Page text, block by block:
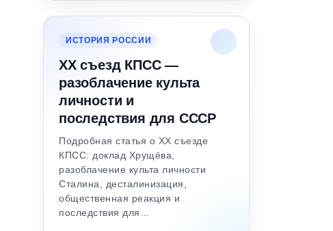
ИСТОРИЯ РОССИИ
XX съезд КПСС —
разоблачение культа
личности и
последствия для СССР
Подробная статья о XX съезде
КПСС: доклад Хрущёва,
разоблачение культа личности
Сталина, десталинизация,
общественная реакция и
последствия для…